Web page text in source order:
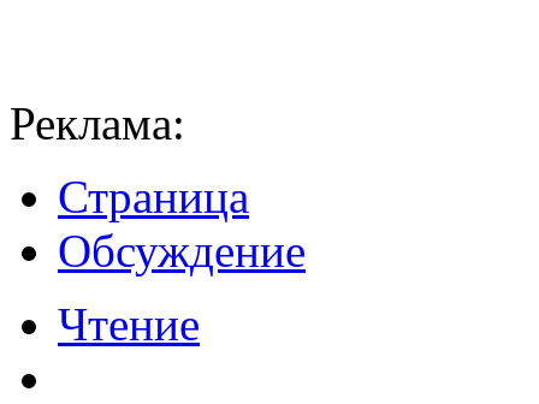
Реклама:
Страница
Обсуждение
Чтение